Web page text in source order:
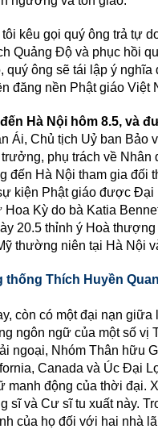
kêu gọi quý ông trả tự
Quảng Độ và phục hồi
quý ông sẽ tái lập ý
đăng nền Phật giáo Việt
Hà Nội hôm 8.5, và
Ái, Chủ tịch Uỷ ban
phụ trách về Nhân
đến Hà Nội tham gia đối
kiện Phật giáo được
Kỳ do bà Katia
20.5 thỉnh ý Hoà
thường niên tại Hà Nội
thống Thích Huyền
còn có một đại nạn
ngôn ngữ của một số
ngoại, Nhóm Thân hữu
Canada và Úc Đại
manh động của thời đại.
sĩ và Cư sĩ tu xuất này.
của họ đối với hai nhà